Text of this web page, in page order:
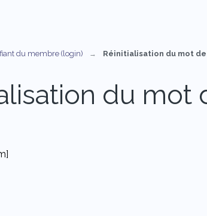
du membre (login) Réinitialisation du mot de
du mot